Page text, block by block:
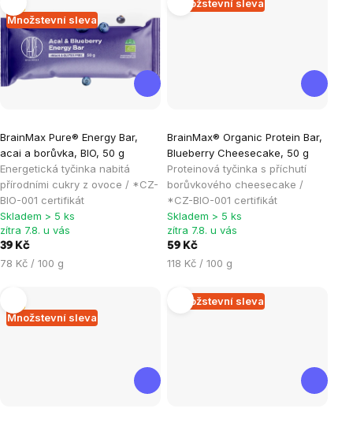
Množstevní sleva
BrainMax Pure® Energy Bar,
acai a borůvka, BIO, 50 g
Energetická tyčinka nabitá
přírodními cukry z ovoce / *CZ-
BIO-001 certifikát
hodnocení
produktu
je
4,8
z
5
hvězdiček.
Skladem > 5 ks
zítra 7.8. u vás
39 Kč
Měrná
78 Kč / 100 g
Množstevní sleva
BrainMax® Organic Protein Bar,
Blueberry Cheesecake, 50 g
Proteinová tyčinka s příchutí
borůvkového cheesecake /
*CZ-BIO-001 certifikát
hodnocení
produktu
je
5,0
z
5
hvězdiček.
Skladem > 5 ks
zítra 7.8. u vás
59 Kč
Měrná
118 Kč / 100 g
Množstevní sleva
Množstevní sleva